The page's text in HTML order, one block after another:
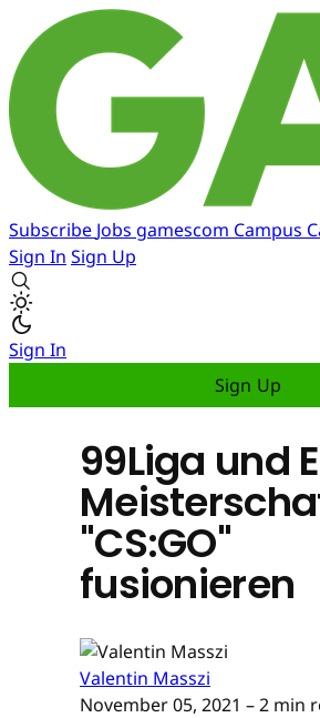
Subscribe Jobs gamescom Campus
Sign In Sign Up
Sign In
Sign Up
99Liga und
"CS:GO"
fusionieren
Valentin Masszi
November 05, 2021 – 2 min